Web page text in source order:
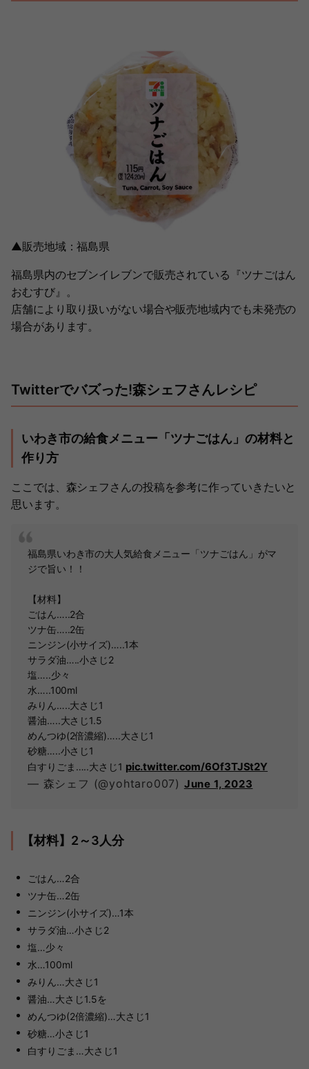
▲販売地域：福島県
福島県内のセブンイレブンで販売されている『ツナごはん
おむすび』。
店舗により取り扱いがない場合や販売地域内でも未発売の
場合があります。
Twitterでバズった!森シェフさんレシピ
いわき市の給食メニュー「ツナごはん」の材料と
作り方
ここでは、森シェフさんの投稿を参考に作っていきたいと
思います。
福島県いわき市の大人気給食メニュー「ツナごはん」がマ
ジで旨い！！
【材料】
ごはん…..2合
ツナ缶…..2缶
ニンジン(小サイズ)…..1本
サラダ油…..小さじ2
塩…..少々
水…..100ml
みりん…..大さじ1
醤油…..大さじ1.5
めんつゆ(2倍濃縮)…..大さじ1
砂糖…..小さじ1
白すりごま…..大さじ1 pic.twitter.com/6Of3TJSt2Y
— 森シェフ (@yohtaro007) June 1, 2023
【材料】2～3人分
ごはん…2合
ツナ缶…2缶
ニンジン(小サイズ)…1本
サラダ油…小さじ2
塩…少々
水…100ml
みりん…大さじ1
醤油…大さじ1.5を
めんつゆ(2倍濃縮)…大さじ1
砂糖…小さじ1
白すりごま…大さじ1